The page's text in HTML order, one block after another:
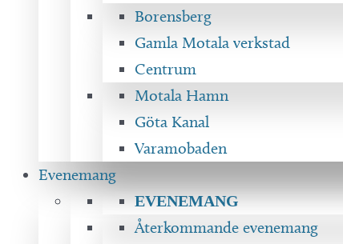
Borensberg
Gamla Motala verkstad
Centrum
Motala Hamn
Göta Kanal
Varamobaden
Evenemang
EVENEMANG
Återkommande evenemang